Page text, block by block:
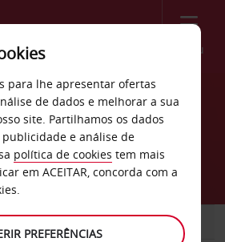
Menu
carros Birmot
COMERCIAIS
para lhe apresentar ofertas
de dados e melhorar a sua
site. Partilhamos os dados
e análise de
política de cookies tem mais
em ACEITAR, concorda com a
PREFERÊNCIAS